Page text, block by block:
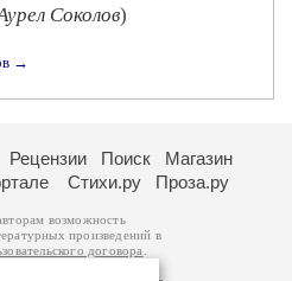
Соколов)
→
Рецензии Поиск
Магазин
Стихи.ру Проза.ру
возможность
произведений в
договора
принадлежат авторам